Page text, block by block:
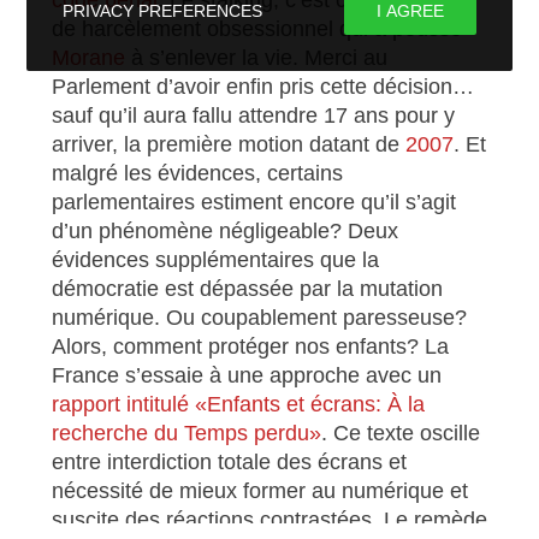
de harcèlement obsessionnel qui a poussé
Parlement d’avoir enfin pris cette décision…
sauf qu’il aura fallu attendre 17 ans pour y
arriver, la première motion datant de 2007. Et
malgré les évidences, certains
parlementaires estiment encore qu’il s’agit
d’un phénomène négligeable? Deux
évidences supplémentaires que la
démocratie est dépassée par la mutation
numérique. Ou coupablement paresseuse?
Alors, comment protéger nos enfants? La
France s’essaie à une approche avec un
rapport intitulé «Enfants et écrans: À la
recherche du Temps perdu». Ce texte oscille
entre interdiction totale des écrans et
nécessité de mieux former au numérique et
suscite des réactions contrastées. Le remède
PRIVACY PREFERENCES I AGREE